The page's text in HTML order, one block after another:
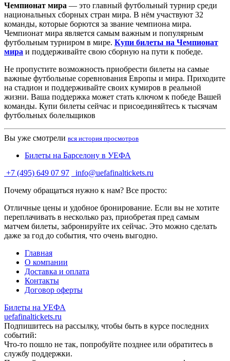
Чемпионат мира — это главный футбольный турнир среди
национальных сборных стран мира. В нём участвуют 32
команды, которые борются за звание чемпиона мира.
Чемпионат мира является самым важным и популярным
футбольным турниром в мире. Купи билеты на Чемпионат
мира и поддерживайте свою сборную на пути к победе.
Не пропустите возможность приобрести билеты на самые
важные футбольные соревнования Европы и мира. Приходите
на стадион и поддерживайте своих кумиров в реальной
жизни. Ваша поддержка может стать ключом к победе Вашей
команды. Купи билеты сейчас и присоединяйтесь к тысячам
футбольных болельщиков
Вы уже смотрели вся история просмотров
Билеты на Барселону в УЕФА
+7 (495) 649 07 97
info@uefafinaltickets.ru
Почему обращаться нужно к нам? Все просто:
Отличные цены и удобное бронирование. Если вы не хотите
переплачивать в несколько раз, приобретая пред самым
матчем билеты, забронируйте их сейчас. Это можно сделать
даже за год до события, что очень выгодно.
Главная
О компании
Доставка и оплата
Контакты
Договор оферты
Билеты на УЕФА
uefafinaltickets.ru
Подпишитесь на рассылку, чтобы быть в курсе последних
событий:
Что-то пошло не так, попробуйте позднее или обратитесь в
службу поддержки.